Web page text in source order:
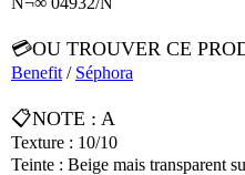
💳OU TROUVER CE
Benefit / Séphora
📋NOTE : A
Texture : 10/10
Teinte : Beige mais transparent